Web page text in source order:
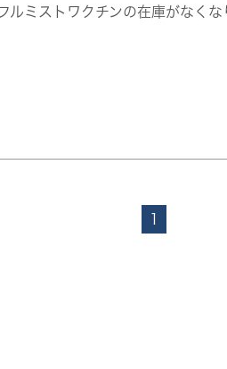
ルミストワクチンの在庫がなく
1